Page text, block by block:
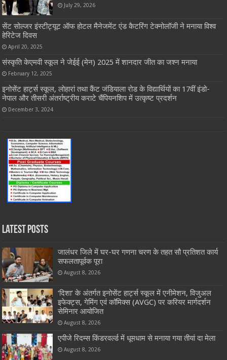
July 29, 2026
सेंट सोल्जर इंस्टीट्यूट ऑफ होटल मैनेजमेंट एंड कैटरिंग टेक्नोलॉजी ने मनाया विश्व
हेरिटेज दिवस
April 20, 2025
संस्कृति केएमवी स्कूल ने जेईई (मेन) 2025 में शानदार जीत का जश्न मनाया
February 12, 2025
इनोसेंट हार्ट्स स्कूल, लोहारां तथा कैंट जंडियाला रोड के विद्यार्थियों का 17वीं इंडो-
नेपाल और तीसरी अंतर्राष्ट्रीय कराटे चैंपियनशिप में उत्कृष्ट प्रदर्शन
December 3, 2024
Latest Posts
जालंधर जिले में घर-घर गणना चरण के तहत सौ प्रतिशत कार्य
सफलतापूर्वक पूरा
August 8, 2026
‘दिशा’ के अंतर्गत इनोसेंट हार्ट्स स्कूल में एनीमेशन, विजुअल
इफेक्ट्स, गेमिंग एवं कॉमिक्स (AVGC) पर करियर मार्गदर्शन
सेमिनार आयोजित
August 8, 2026
एपीजे रिदम्स किंडरवर्ल्ड में धूमधाम से मनाया गया तीयां दा मेला
August 8, 2026